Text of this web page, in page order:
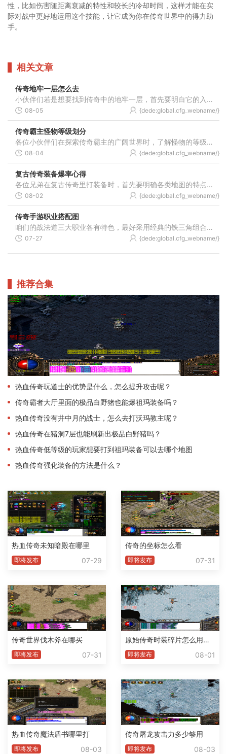
性，比如伤害随距离衰减的特性和较长的冷却时间，这样才能在实
际对战中更好地运用这个技能，让它成为你在传奇世界中的得力助
手。
相关文章
传奇地牢一层怎么去
小伙伴们若是想要找到传奇中的地牢一层，首先要明白它的入口位置在一个叫盟重省的地方，具体坐标大约是（140，90）附近。那里是通往蜈蚣洞的起点，进去后的第一个地图就是我们心
08-05 {dede:global.cfg_webname/}
传奇霸主怪物等级划分
各位小伙伴们在探索传奇霸主的广阔世界时，了解怪物的等级划分是提升实力和规划发展的重要一环。游戏中的怪物按照实力可以大致划分为初级、中级和高级几个主要层次，每一类怪
08-04 {dede:global.cfg_webname/}
复古传奇装备爆率心得
各位兄弟在复古传奇里打装备时，首先要明确各类地图的特点和产出规律。不同区域的怪物掉落的装备品质差异明显，例如矿坑里的僵尸会掉落祈祷头盔和低等级技能书，而逆魔大殿则
08-02 {dede:global.cfg_webname/}
传奇手游职业搭配图
咱们的战法道三大职业各有特色，最好采用经典的铁三角组合来开启冒险旅程。战士作为团队的坚实壁垒，擅长近距离作战，拥有强大的防御能力和爆发性输出，在攻城战和野外对决中
07-27 {dede:global.cfg_webname/}
推荐合集
热血传奇玩道士的优势是什么，怎么提升攻击呢？
传奇霸者大厅里面的极品白野猪也能爆祖玛装备吗？
热血传奇没有井中月的战士，怎么去打沃玛教主呢？
热血传奇在猪洞7层也能刷新出极品白野猪吗？
热血传奇低等级的玩家想要打到祖玛装备可以去哪个地图
热血传奇强化装备的方法是什么？
热血传奇未知暗殿在哪里
即将发布 07-29
传奇的坐标怎么看
即将发布 07-31
传奇世界伐木斧在哪买
即将发布 07-31
原始传奇时装碎片怎么用不了了
即将发布 08-01
热血传奇魔法盾书哪里打
即将发布 08-03
传奇屠龙攻击力多少够用
即将发布 08-03